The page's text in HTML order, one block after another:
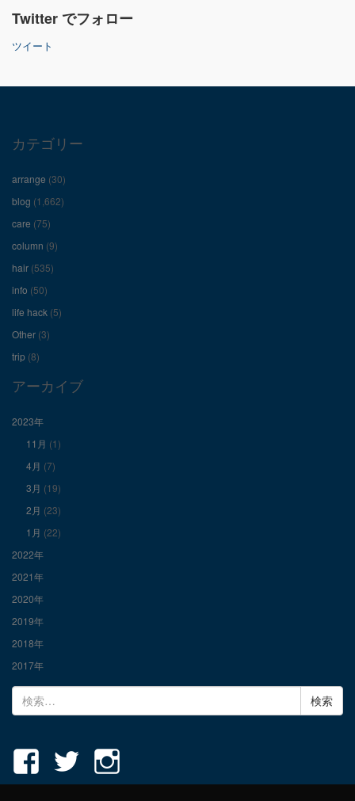
ん
ロ
フ
ィ
ー
ル
を
Facebook
で
示
ん
Twitter でフォロー
ツイート
カテゴリー
arrange (30)
blog (1,662)
care (75)
column (9)
hair (535)
info (50)
life hack (5)
Other (3)
trip (8)
アーカイブ
2023年
11月 (1)
4月 (7)
3月 (19)
2月 (23)
1月 (22)
2022年
2021年
2020年
2019年
2018年
2017年
検
索: